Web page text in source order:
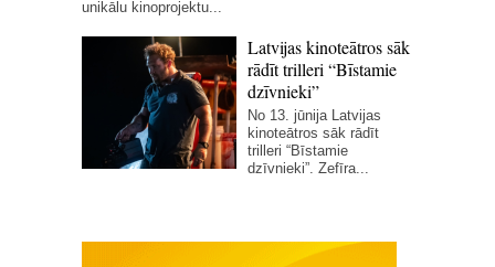
unikālu kinoprojektu...
Latvijas kinoteātros sāk
rādīt trilleri “Bīstamie
dzīvnieki”
No 13. jūnija Latvijas
kinoteātros sāk rādīt
trilleri “Bīstamie
dzīvnieki”. Zefīra...